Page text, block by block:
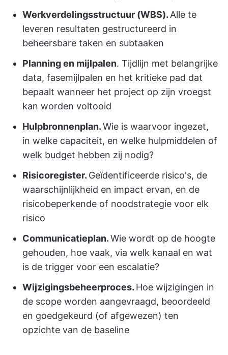
Werkverdelingsstructuur (WBS). Alle te
leveren resultaten gestructureerd in
beheersbare taken en subtaaken
Planning en mijlpalen. Tijdlijn met belangrijke
data, fasemijlpalen en het kritieke pad dat
bepaalt wanneer het project op zijn vroegst
kan worden voltooid
Hulpbronnenplan.Wie is waarvoor ingezet,
in welke capaciteit, en welke hulpmiddelen of
welk budget hebben zij nodig?
Risicoregister. Geïdentificeerde risico's, de
waarschijnlijkheid en impact ervan, en de
risicobeperkende of noodstrategie voor elk
risico
Communicatieplan.Wie wordt op de hoogte
gehouden, hoe vaak, via welk kanaal en wat
is de trigger voor een escalatie?
Wijzigingsbeheerproces. Hoe wijzigingen in
de scope worden aangevraagd, beoordeeld
en goedgekeurd (of afgewezen) ten
opzichte van de baseline